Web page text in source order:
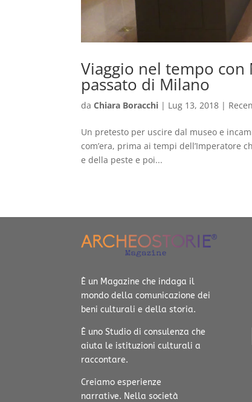
Viaggio nel tempo con
passato di Milano
daChiara Boracchi | Lug 13, 2018 |
Un pretesto per uscire dal museo e
com’era, prima ai tempi dell’Imperatore
e della peste e poi...
È un Magazine che indaga il
mondo della comunicazione dei
beni culturali e della storia.
È uno Studio di consulenza che
aiuta le istituzioni culturali a
raccontare.
Creiamo esperienze
narrative. Nella società